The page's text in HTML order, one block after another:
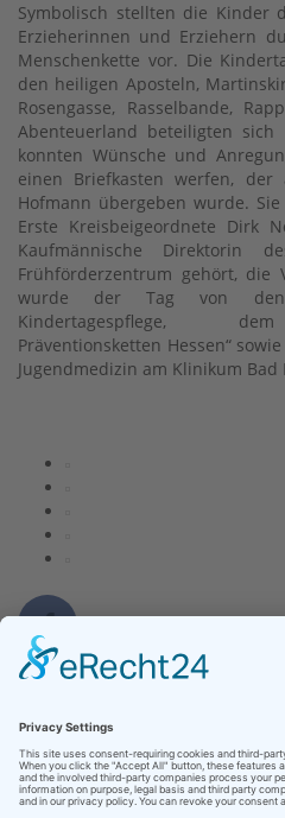
Symbolisch stellten die Kinder
Erzieherinnen und Erziehern
Menschenkette vor. Die
den heiligen Aposteln,
Rosengasse, Rasselbande,
Abenteuerland beteiligten
konnten Wünsche und
einen Briefkasten werfen, der
Hofmann übergeben wurde.
Erste Kreisbeigeordnete Dirk
Kaufmännische Direktorin
Frühförderzentrum gehört, die
wurde der Tag von
Kindertagespflege,
Präventionsketten Hessen“
Jugendmedizin am Klinikum Bad
Kontakt
Klinikum Bad
36251 Bad